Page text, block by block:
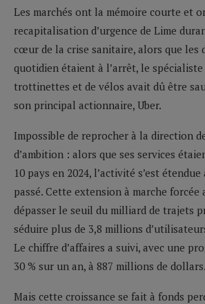
Les marchés ont la mémoire courte et
recapitalisation d’urgence de Lime
cœur de la crise sanitaire, alors que les
quotidien étaient à l’arrêt, le
trottinettes et de vélos avait dû être
son principal actionnaire, Uber.
Impossible de reprocher à la direction
d’ambition : alors que ses services
10 pays en 2024, l’activité s’est étendue
passé. Cette extension à marche forcée
dépasser le seuil du milliard de trajets
séduire plus de 3,8 millions
Le chiffre d’affaires a suivi, avec une
30 % sur un an, à 887 millions de dollars.
Mais cette croissance se fait à fonds